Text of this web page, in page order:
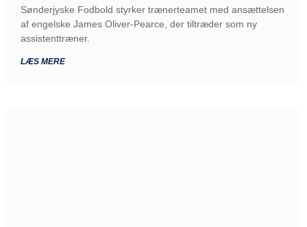
Sønderjyske Fodbold styrker trænerteamet med ansættelsen
af engelske James Oliver-Pearce, der tiltræder som ny
assistenttræner.
LÆS MERE